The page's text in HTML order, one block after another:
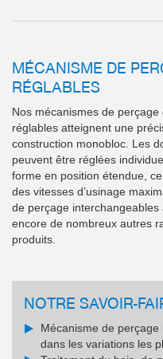
MÉCANISME DE
RÉGLABLES
Nos mécanismes de
réglables atteignent une
construction monobloc. Les
peuvent être réglées
forme en position étendue,
des vitesses d’usinage
de perçage interchangeables
encore de nombreux autres
produits.
NOTRE SAVOIR-
Mécanisme de perçage
dans les variations les